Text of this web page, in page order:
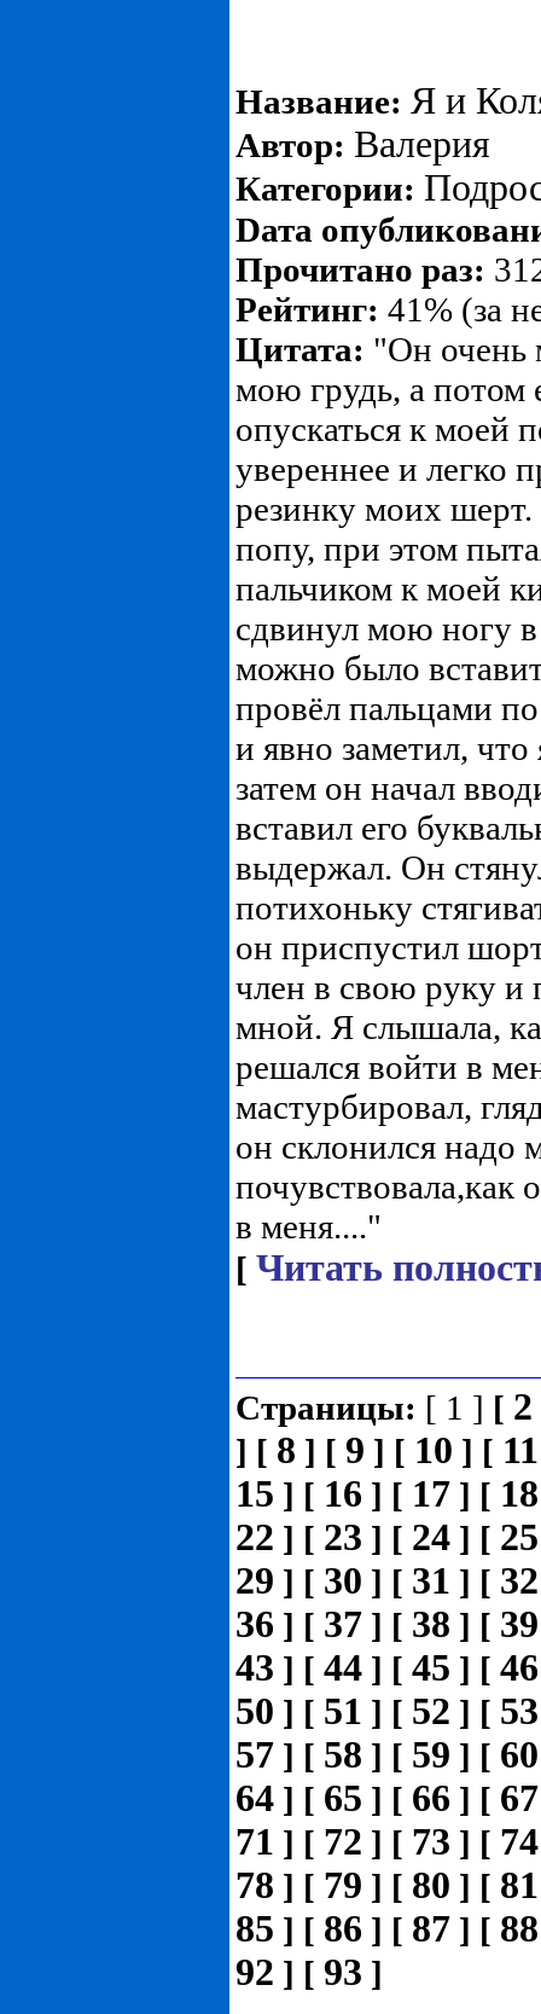
Название: Я и
Автор: Валерия
Категории:
Dата
Прочитано раз:
Рейтинг: 41% (за
Цитата: "Он очень
мою грудь, а потом
опускаться к моей
увереннее и легко
резинку моих
попу, при этом
пальчиком к моей
сдвинул мою ногу
можно было
провёл пальцами
и явно заметил,
затем он начал
вставил его
выдержал. Он
потихоньку
он приспустил
член в свою руку и
мной. Я слышала,
решался войти в
мастурбировал,
он склонился надо
почувствовала,как
в меня...."
[ Читать
Страницы: [ 1 ] [ 2
] [ 8 ] [ 9 ] [ 10 ] [ 11
15 ] [ 16 ] [ 17 ] [ 18
22 ] [ 23 ] [ 24 ] [ 25
29 ] [ 30 ] [ 31 ] [ 32
36 ] [ 37 ] [ 38 ] [ 39
43 ] [ 44 ] [ 45 ] [ 46
50 ] [ 51 ] [ 52 ] [ 53
57 ] [ 58 ] [ 59 ] [ 60
64 ] [ 65 ] [ 66 ] [ 67
71 ] [ 72 ] [ 73 ] [ 74
78 ] [ 79 ] [ 80 ] [ 81
85 ] [ 86 ] [ 87 ] [ 88
92 ] [ 93 ]